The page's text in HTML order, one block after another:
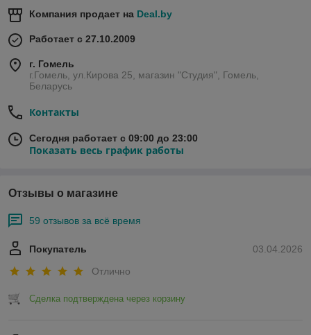
Компания продает на Deal.by
Работает с 27.10.2009
г. Гомель
г.Гомель, ул.Кирова 25, магазин "Студия", Гомель,
Беларусь
Контакты
Сегодня работает с 09:00 до 23:00
Показать весь график работы
Отзывы о магазине
59 отзывов за всё время
03.04.2026
Покупатель
Отлично
Сделка подтверждена через корзину